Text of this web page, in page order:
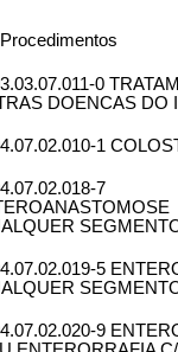
Procedimentos
0
DOENCAS DO
1
7
5
9